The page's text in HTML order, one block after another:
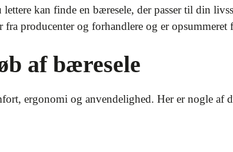
kan finde en bæresele, der passer til din
producenter og forhandlere og er
af bæresele
ergonomi og anvendelighed. Her er nogle af